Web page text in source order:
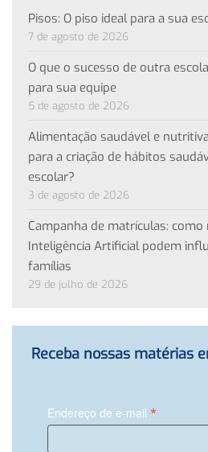
Pisos: O piso ideal para a sua
7 de agosto de 2026
O que o sucesso de outra
para sua equipe
5 de agosto de 2026
Alimentação saudável e
para a criação de hábitos
escolar?
3 de agosto de 2026
Campanha de matrículas:
Inteligência Artificial podem
famílias
29 de julho de 2026
Receba nossas matérias
Endereço de e-mail *